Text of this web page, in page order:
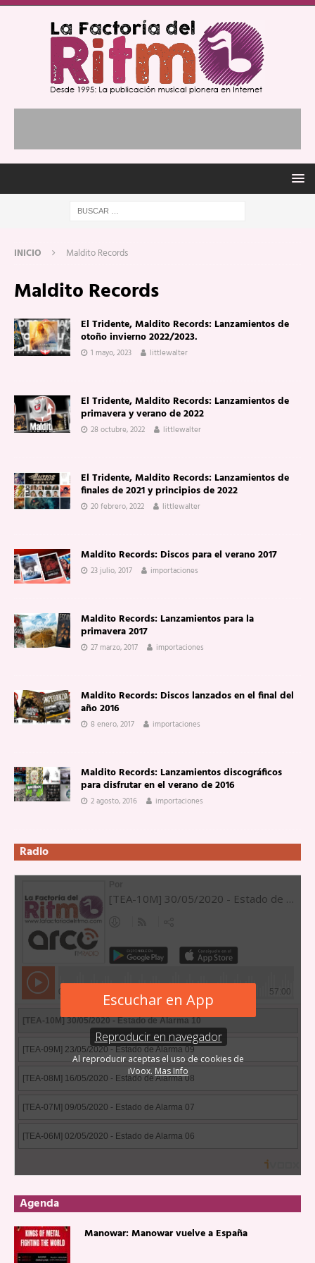
INICIO Maldito Records
Maldito Records
El Tridente, Maldito Records: Lanzamientos de
otoño invierno 2022/2023.
1 mayo, 2023 littlewalter
El Tridente, Maldito Records: Lanzamientos de
primavera y verano de 2022
28 octubre, 2022 littlewalter
El Tridente, Maldito Records: Lanzamientos de
finales de 2021 y principios de 2022
20 febrero, 2022 littlewalter
Maldito Records: Discos para el verano 2017
23 julio, 2017 importaciones
Maldito Records: Lanzamientos para la
primavera 2017
27 marzo, 2017 importaciones
Maldito Records: Discos lanzados en el final del
año 2016
8 enero, 2017 importaciones
Maldito Records: Lanzamientos discográficos
para disfrutar en el verano de 2016
2 agosto, 2016 importaciones
Radio
Agenda
Manowar: Manowar vuelve a España